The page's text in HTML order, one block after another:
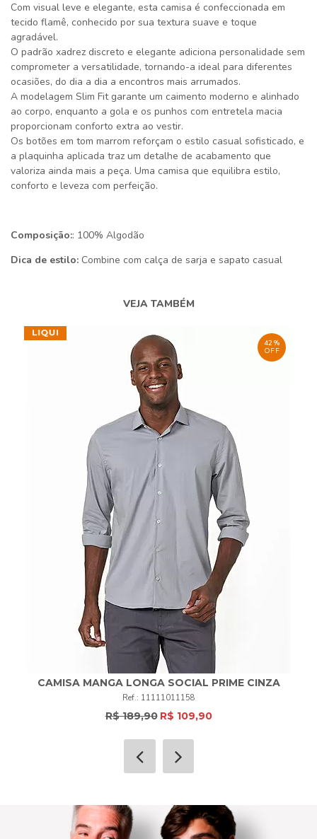
Com visual leve e elegante, esta camisa é confeccionada em
tecido flamê, conhecido por sua textura suave e toque
agradável.
O padrão xadrez discreto e elegante adiciona personalidade sem
comprometer a versatilidade, tornando-a ideal para diferentes
ocasiões, do dia a dia a encontros mais arrumados.
A modelagem Slim Fit garante um caimento moderno e alinhado
ao corpo, enquanto a gola e os punhos com entretela macia
proporcionam conforto extra ao vestir.
Os botões em tom marrom reforçam o estilo casual sofisticado, e
a plaquinha aplicada traz um detalhe de acabamento que
valoriza ainda mais a peça. Uma camisa que equilibra estilo,
conforto e leveza com perfeição.
Composição:: 100% Algodão
Dica de estilo: Combine com calça de sarja e sapato casual
VEJA TAMBÉM
42%
OFF
CAMISA MANGA LONGA SOCIAL PRIME CINZA
11111011158
R$ 189,90 R$ 109,90